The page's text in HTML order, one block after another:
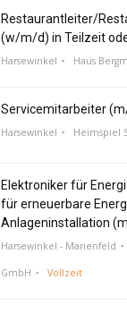
Restaurantleiter/
(w/m/d) in Teilzeit
Harsewinkel Haus
Servicemitarbeiter
Harsewinkel Heimspiel
Elektroniker für
für erneuerbare
Anlageninstallation
Harsewinkel - Marienfeld
GmbH Vollzeit